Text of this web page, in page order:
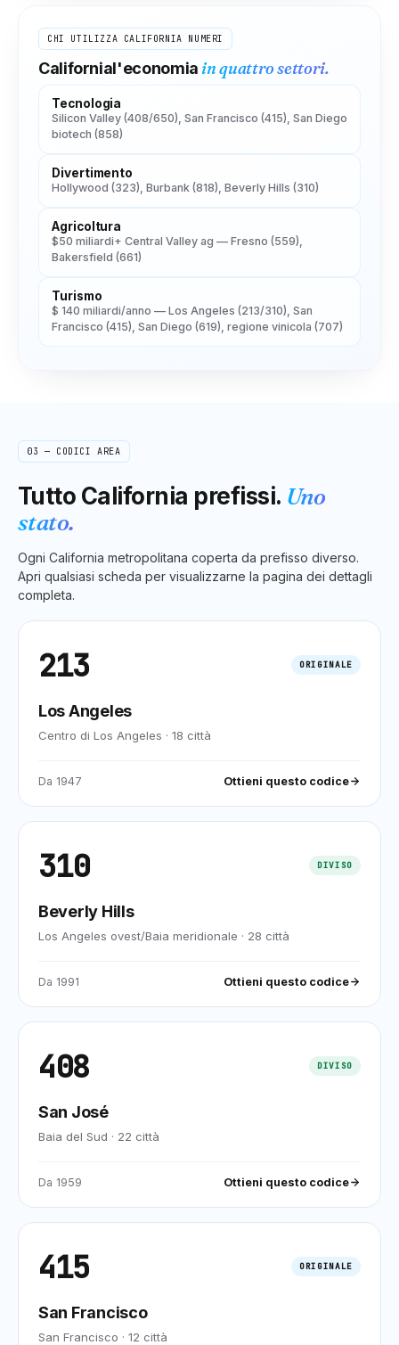
CHI UTILIZZA CALIFORNIA NUMERI
Californial'economia in quattro settori.
Tecnologia
Silicon Valley (408/650), San Francisco (415), San Diego
biotech (858)
Divertimento
Hollywood (323), Burbank (818), Beverly Hills (310)
Agricoltura
$50 miliardi+ Central Valley ag — Fresno (559),
Bakersfield (661)
Turismo
$ 140 miliardi/anno — Los Angeles (213/310), San
Francisco (415), San Diego (619), regione vinicola (707)
03 — CODICI AREA
Tutto California prefissi. Uno
stato.
Ogni California metropolitana coperta da prefisso diverso.
Apri qualsiasi scheda per visualizzarne la pagina dei dettagli
completa.
213 ORIGINALE
Los Angeles
Centro di Los Angeles · 18 città
Da 1947 Ottieni questo codice
310 DIVISO
Beverly Hills
Los Angeles ovest/Baia meridionale · 28 città
Da 1991 Ottieni questo codice
408 DIVISO
San José
Baia del Sud · 22 città
Da 1959 Ottieni questo codice
415 ORIGINALE
San Francisco
San Francisco · 12 città